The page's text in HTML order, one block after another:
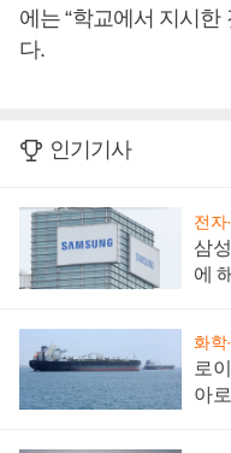
에는 “학교에서 지시한
다.
인기기사
전자
삼
에
화학
로
아